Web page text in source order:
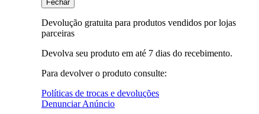
Fechar
Devolução gratuita para produtos vendidos por lojas
parceiras
Devolva seu produto em até 7 dias do recebimento.
Para devolver o produto consulte:
Políticas de trocas e devoluções
Denunciar Anúncio